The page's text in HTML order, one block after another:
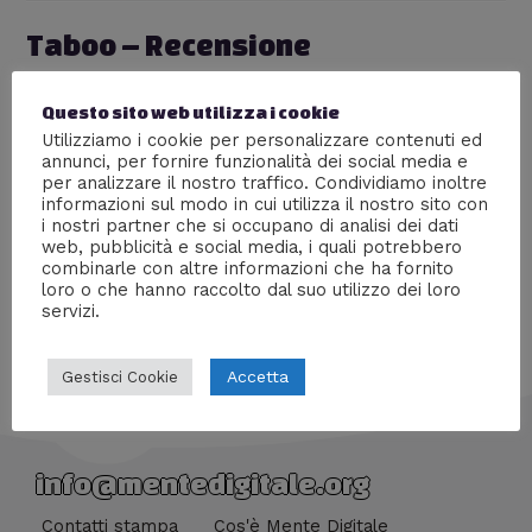
Taboo – Recensione
Cineapalla
Bisogna essere onesti e chiari sin da subito: “Taboo”
non è facile da seguire. Gli amici di CineaPalla hanno
scritto una bella recensione di questa intrigante serie
televisiva! Voi l’avete già vista?
info@mentedigitale.org
Contatti stampa Cos'è Mente Digitale
Questo sito web utilizza i cookie
Utilizziamo i cookie per personalizzare contenuti ed
annunci, per fornire funzionalità dei social media e
per analizzare il nostro traffico. Condividiamo inoltre
informazioni sul modo in cui utilizza il nostro sito con
i nostri partner che si occupano di analisi dei dati
web, pubblicità e social media, i quali potrebbero
combinarle con altre informazioni che ha fornito
loro o che hanno raccolto dal suo utilizzo dei loro
servizi.
Gestisci Cookie Accetta